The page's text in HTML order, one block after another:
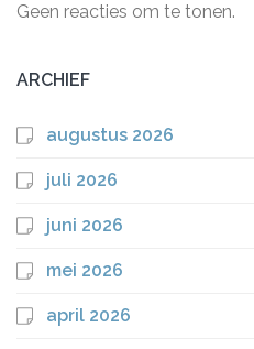
Geen reacties om te tonen.
ARCHIEF
augustus 2026
juli 2026
juni 2026
mei 2026
april 2026